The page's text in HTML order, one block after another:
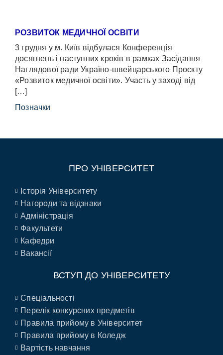
РОЗВИТОК МЕДИЧНОЇ ОСВІТИ
3 грудня у м. Київ відбулася Конференція
досягнень і наступних кроків в рамках Засідання
Наглядової ради Україно-швейцарського Проєкту
«Розвиток медичної освіти». Участь у заході від
[…]
Позначки
ПРО УНІВЕРСИТЕТ
Історія Університету
Нагороди та відзнаки
Адміністрація
Факультети
Кафедри
Вакансії
ВСТУП ДО УНІВЕРСИТЕТУ
Спеціальності
Перелік конкурсних предметів
Правила прийому в Університет
Правила прийому в Коледж
Вартість навчання